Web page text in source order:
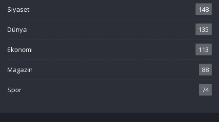
Siyaset 148
Dünya 135
Ekonomi 113
Magazin 88
Spor 74